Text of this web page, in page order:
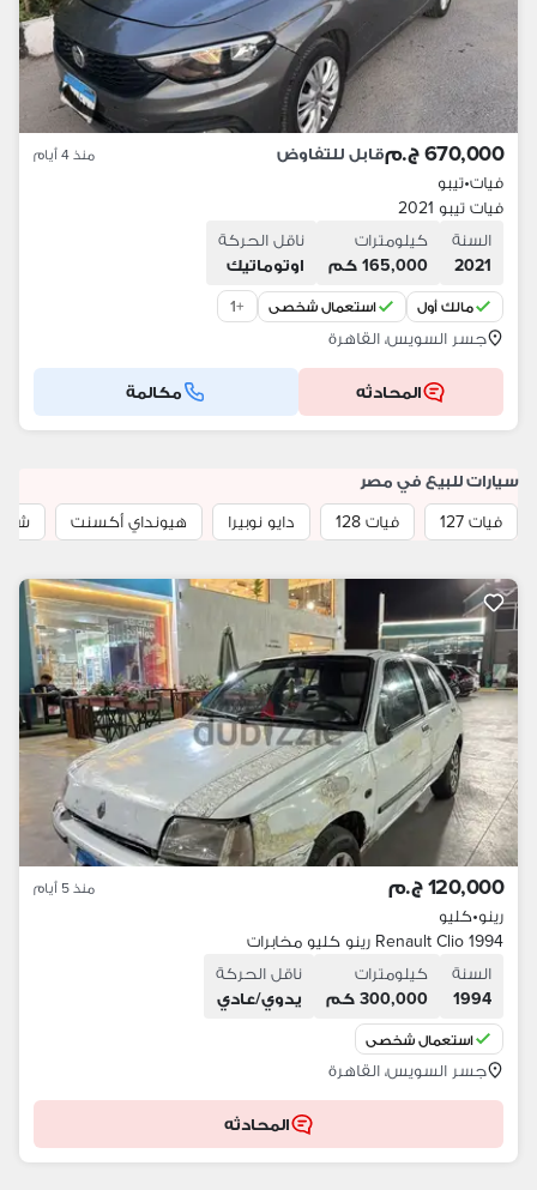
670,000 ج.م قابل للتفاوض منذ 4 أيام
فيات•تيبو
فيات تيبو 2021
السنة
2021
كيلومترات
165,000 كم
ناقل الحركة
اوتوماتيك
مالك أول استعمال شخصي +
1
جسر السويس، القاهرة
المحادثه مكالمة
سيارات للبيع في مصر
فيات 127
فيات 128 دايو نوبيرا هيونداي أكسنت
120,000 ج.م منذ 5 أيام
رينو•كليو
Renault Clio 1994 رينو كليو مخابرات
السنة
1994
كيلومترات
300,000 كم
ناقل الحركة
يدوي/عادي
استعمال شخصي
جسر السويس، القاهرة
المحادثه